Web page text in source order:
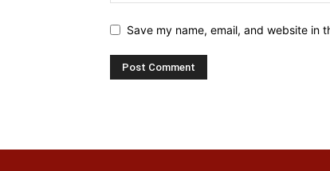
Save my name, email, and website in